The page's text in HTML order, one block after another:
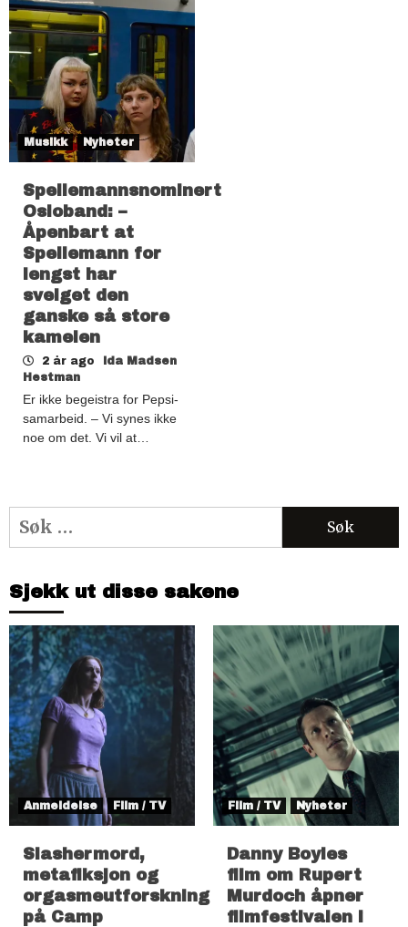
Musikk Nyheter
Spellemannsnominert
Osloband: –
Åpenbart at
Spellemann for
lengst har
svelget den
ganske så store
kamelen
2 år ago
Ida Madsen
Hestman
Er ikke begeistra for Pepsi-
samarbeid. – Vi synes ikke
noe om det. Vi vil at…
Søk
etter:
Sjekk ut disse sakene
Anmeldelse Film / TV
Slashermord,
metafiksjon og
orgasmeutforskning
på Camp
Film / TV Nyheter
Danny Boyles
film om Rupert
Murdoch åpner
filmfestivalen i